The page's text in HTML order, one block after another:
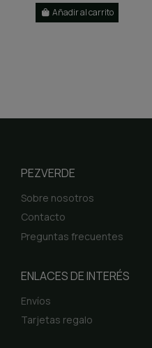
Añadir al carrito
PEZVERDE
Sobre nosotros
Contacto
Preguntas frecuentes
ENLACES DE INTERÉS
Envíos
Tarjetas regalo